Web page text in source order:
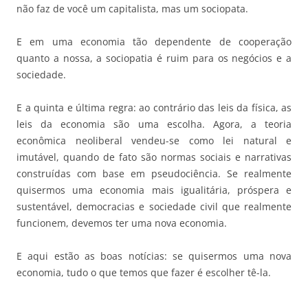
não faz de você um capitalista, mas um sociopata.
E em uma economia tão dependente de cooperação
quanto a nossa, a sociopatia é ruim para os negócios e a
sociedade.
E a quinta e última regra: ao contrário das leis da física, as
leis da economia são uma escolha. Agora, a teoria
econômica neoliberal vendeu-se como lei natural e
imutável, quando de fato são normas sociais e narrativas
construídas com base em pseudociência. Se realmente
quisermos uma economia mais igualitária, próspera e
sustentável, democracias e sociedade civil que realmente
funcionem, devemos ter uma nova economia.
E aqui estão as boas notícias: se quisermos uma nova
economia, tudo o que temos que fazer é escolher tê-la.